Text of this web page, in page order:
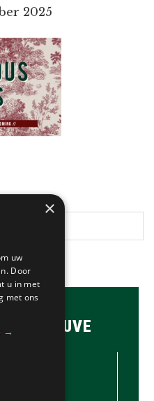
2025
MAUVE
//
×
uw
Door
u in met
met ons
→